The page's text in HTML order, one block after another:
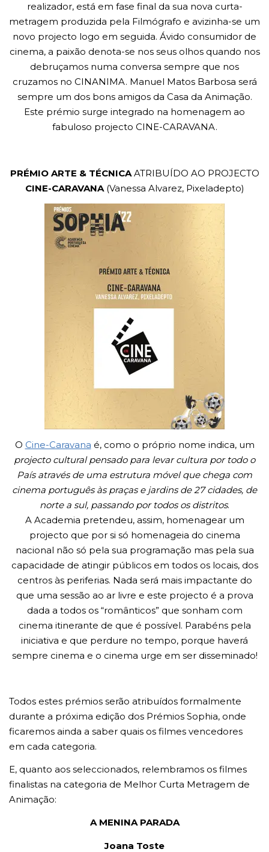
realizador, está em fase final da sua nova curta-
metragem produzida pela Filmógrafo e avizinha-se um
novo projecto logo em seguida. Ávido consumidor de
cinema, a paixão denota-se nos seus olhos quando nos
debruçamos numa conversa sempre que nos
cruzamos no CINANIMA. Manuel Matos Barbosa será
sempre um dos bons amigos da Casa da Animação.
Este prémio surge integrado na homenagem ao
fabuloso projecto CINE-CARAVANA.
PRÉMIO ARTE & TÉCNICAATRIBUÍDO AO PROJECTO
CINE-CARAVANA(Vanessa Alvarez, Pixeladepto)
O Cine-Caravana é, como o próprio nome indica, um
projecto cultural pensado para levar cultura por todo o
País através de uma estrutura móvel que chega com
cinema português às praças e jardins de 27 cidades, de
norte a sul, passando por todos os distritos.
A Academia pretendeu, assim, homenagear um
projecto que por si só homenageia do cinema
nacional não só pela sua programação mas pela sua
capacidade de atingir públicos em todos os locais, dos
centros às periferias. Nada será mais impactante do
que uma sessão ao ar livre e este projecto é a prova
dada a todos os “românticos” que sonham com
cinema itinerante de que é possível. Parabéns pela
iniciativa e que perdure no tempo, porque haverá
sempre cinema e o cinema urge em ser disseminado!
Todos estes prémios serão atribuídos formalmente
durante a próxima edição dos Prémios Sophia, onde
ficaremos ainda a saber quais os filmes vencedores
em cada categoria.
E, quanto aos seleccionados, relembramos os filmes
finalistas na categoria de Melhor Curta Metragem de
Animação:
A MENINA PARADA
Joana Toste